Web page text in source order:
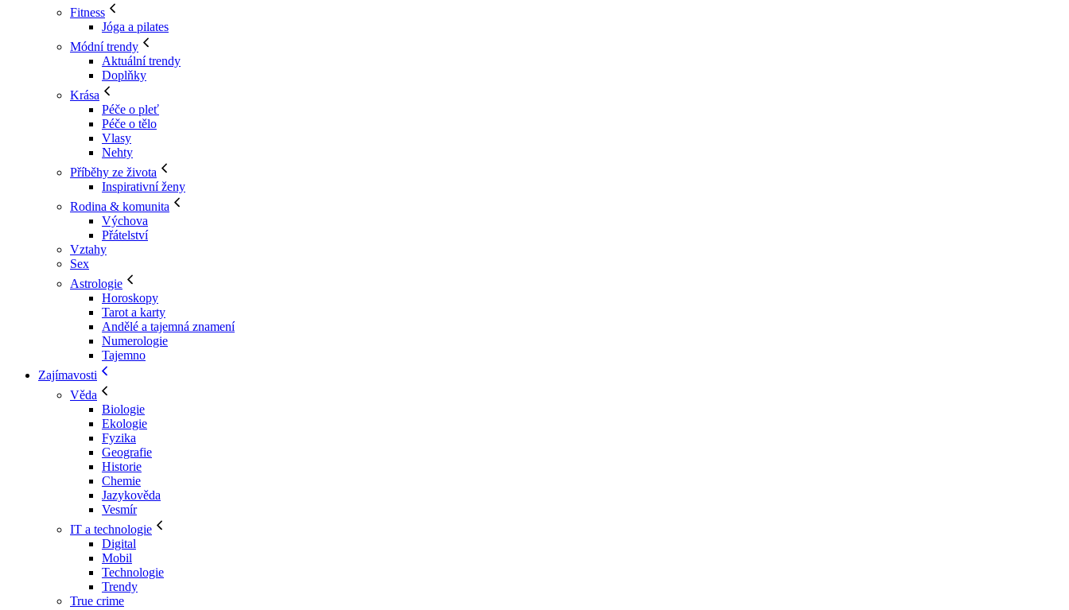
Fitness
Jóga a pilates
Módní trendy
Aktuální trendy
Doplňky
Krása
Péče o pleť
Péče o tělo
Vlasy
Nehty
Příběhy ze života
Inspirativní ženy
Rodina & komunita
Výchova
Přátelství
Vztahy
Sex
Astrologie
Horoskopy
Tarot a karty
Andělé a tajemná znamení
Numerologie
Tajemno
Zajímavosti
Věda
Biologie
Ekologie
Fyzika
Geografie
Historie
Chemie
Jazykověda
Vesmír
IT a technologie
Digital
Mobil
Technologie
Trendy
True crime